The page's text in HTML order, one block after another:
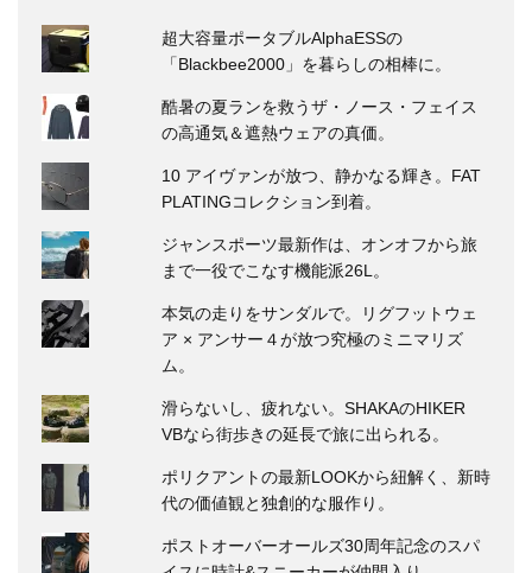
超大容量ポータブルAlphaESSの
「Blackbee2000」を暮らしの相棒に。
酷暑の夏ランを救うザ・ノース・フェイス
の高通気＆遮熱ウェアの真価。
10 アイヴァンが放つ、静かなる輝き。FAT
PLATINGコレクション到着。
ジャンスポーツ最新作は、オンオフから旅
まで一役でこなす機能派26L。
本気の走りをサンダルで。リグフットウェ
ア × アンサー４が放つ究極のミニマリズ
ム。
滑らないし、疲れない。SHAKAのHIKER
VBなら街歩きの延長で旅に出られる。
ポリクアントの最新LOOKから紐解く、新時
代の価値観と独創的な服作り。
ポストオーバーオールズ30周年記念のスパ